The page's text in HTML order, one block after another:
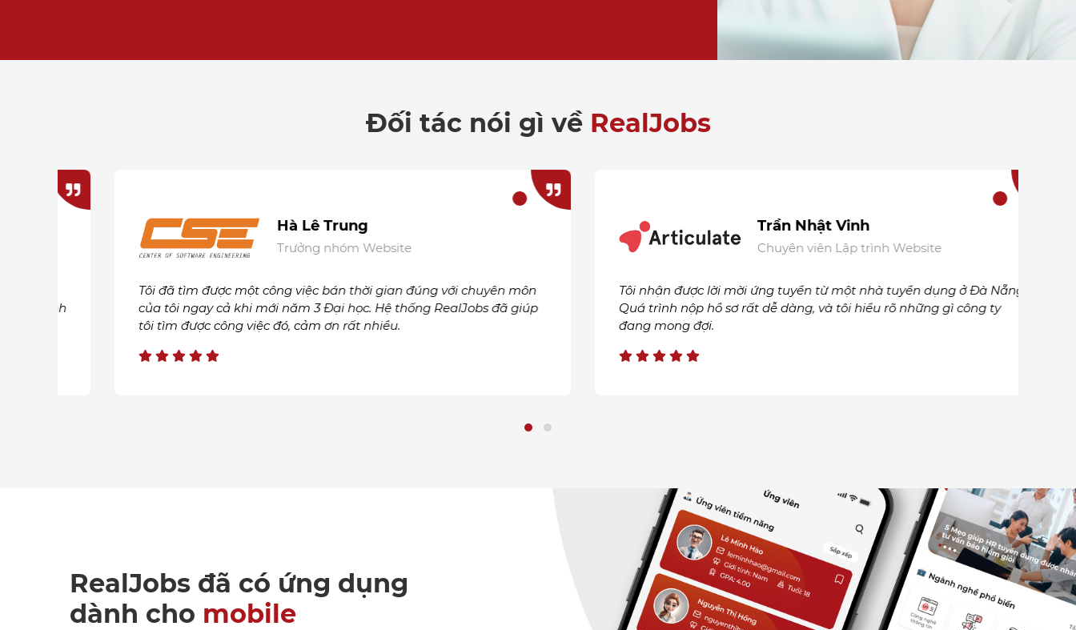
Đối tác nói gì về RealJobs
Hà Lê Trung
Trưởng nhóm Website
Tôi đã tìm được một công việc bán thời gian đúng với chuyên môn
của tôi ngay cả khi mới năm 3 Đại học. Hệ thống RealJobs đã giúp
tôi tìm được công việc đó, cảm ơn rất nhiều.
Trần Nhật Vinh
Chuyên viên Lập trình Website
Tôi nhận được lời mời ứng tuyển từ một nhà tuyển dụng ở Đà Nẵng.
Quá trình nộp hồ sơ rất dễ dàng, và tôi hiểu rõ những gì công ty
đang mong đợi.
RealJobs đã có ứng dụng
dành cho mobile